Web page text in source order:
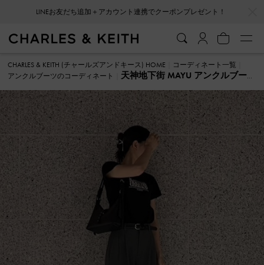
LINEお友だち追加＋アカウント連携でクーポンプレゼント！
CHARLES & KEITH (チャールズアンドキース) HOME
コーディネート一覧
アンクルブーツのコーディネート
天神地下街 MAYU アンクルブー